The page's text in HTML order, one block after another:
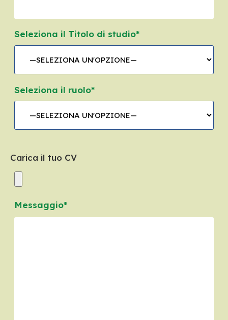
Seleziona il Titolo di studio*
Seleziona il ruolo*
Carica il tuo CV
Messaggio*